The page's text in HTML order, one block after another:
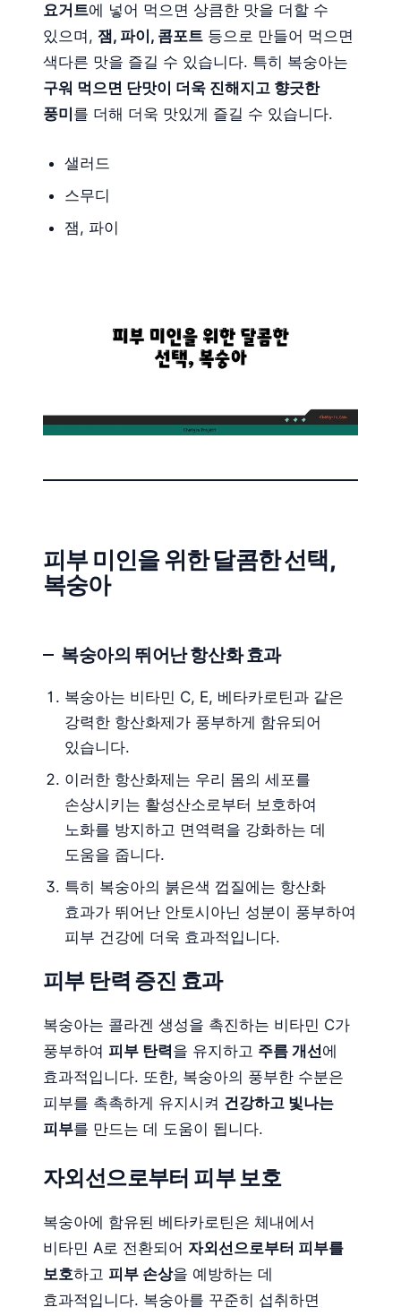
요거트에 넣어 먹으면 상큼한 맛을 더할 수
있으며, 잼, 파이, 콤포트 등으로 만들어 먹으면
색다른 맛을 즐길 수 있습니다. 특히 복숭아는
구워 먹으면 단맛이 더욱 진해지고 향긋한
풍미 를 더해 더욱 맛있게 즐길 수 있습니다.
샐러드
스무디
잼, 파이
피부 미인을 위한 달콤한 선택,
복숭아
복숭아의 뛰어난 항산화 효과
복숭아는 비타민 C, E, 베타카로틴과 같은
강력한 항산화제가 풍부하게 함유되어
있습니다.
이러한 항산화제는 우리 몸의 세포를
손상시키는 활성산소로부터 보호하여
노화를 방지하고 면역력을 강화하는 데
도움을 줍니다.
특히 복숭아의 붉은색 껍질에는 항산화
효과가 뛰어난 안토시아닌 성분이 풍부하여
피부 건강에 더욱 효과적입니다.
피부 탄력 증진 효과
복숭아는 콜라겐 생성을 촉진하는 비타민 C가
풍부하여 피부 탄력을 유지하고 주름 개선에
효과적입니다. 또한, 복숭아의 풍부한 수분은
피부를 촉촉하게 유지시켜 건강하고 빛나는
피부를 만드는 데 도움이 됩니다.
자외선으로부터 피부 보호
복숭아에 함유된 베타카로틴은 체내에서
비타민 A로 전환되어 자외선으로부터 피부를
보호하고 피부 손상을 예방하는 데
효과적입니다. 복숭아를 꾸준히 섭취하면